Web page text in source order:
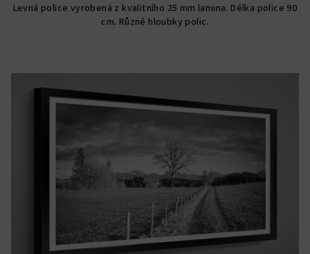
z
5
Levná police vyrobená z kvalitního 25 mm lamina. Délka police 90
cm. Různé hloubky polic.